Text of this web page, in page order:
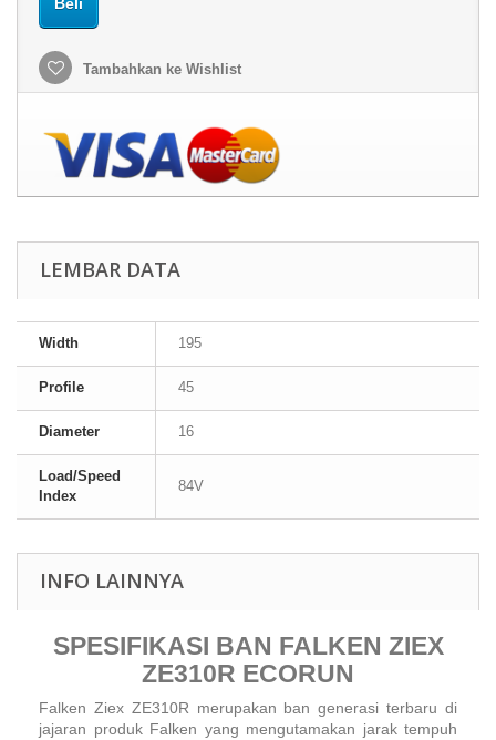
Tambahkan ke Wishlist
LEMBAR DATA
Width 195
Profile 45
Diameter 16
Load/Speed
Index
84V
INFO LAINNYA
SPESIFIKASI BAN FALKEN ZIEX
ZE310R ECORUN
Falken Ziex ZE310R merupakan ban generasi terbaru di
jajaran produk Falken yang mengutamakan jarak tempuh